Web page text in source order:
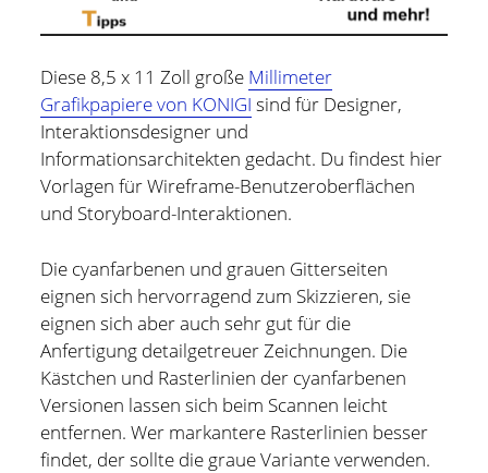
Informationsquellen
Über mich
Kontakt
twitter facebooklinkedin pinterestyoutube
email-
paypal
Allgemein(60)
Hildesheim(101)
Infos und Know How(152)
Besondere Orte(48)
Bücher und Magazine (15)
Haus, Wohnung und Garten (17)
Selbstmanagement(28)
Technik (9)
Tools und Tipps(61)
Inlineskaten (103)
Diese 8,5 x 11 Zoll große Millimeter
Grafikpapiere von KONIGI sind für Designer,
Interaktionsdesigner und
Informationsarchitekten gedacht. Du findest hier
Vorlagen für Wireframe-Benutzeroberflächen
und Storyboard-Interaktionen.
Die cyanfarbenen und grauen Gitterseiten
eignen sich hervorragend zum Skizzieren, sie
eignen sich aber auch sehr gut für die
Anfertigung detailgetreuer Zeichnungen. Die
Kästchen und Rasterlinien der cyanfarbenen
Versionen lassen sich beim Scannen leicht
entfernen. Wer markantere Rasterlinien besser
findet, der sollte die graue Variante verwenden.